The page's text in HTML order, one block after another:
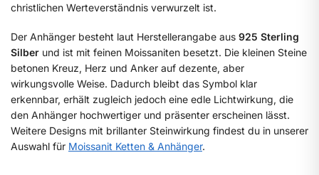
christlichen Werteverständnis verwurzelt ist.
Der Anhänger besteht laut Herstellerangabe aus 925 Sterling
Silber und ist mit feinen Moissaniten besetzt. Die kleinen Steine
betonen Kreuz, Herz und Anker auf dezente, aber
wirkungsvolle Weise. Dadurch bleibt das Symbol klar
erkennbar, erhält zugleich jedoch eine edle Lichtwirkung, die
den Anhänger hochwertiger und präsenter erscheinen lässt.
Weitere Designs mit brillanter Steinwirkung findest du in unserer
Auswahl für Moissanit Ketten & Anhänger.